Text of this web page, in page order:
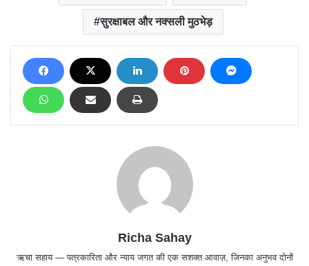
सुरक्षाबल और नक्सली मुठभेड़
Richa Sahay
ऋचा सहाय — पत्रकारिता और न्याय जगत की एक सशक्त आवाज़, जिनका अनुभव दोनों